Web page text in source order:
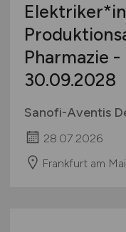
Pharmazie
30.09.2028
Sanofi-Aventis
28.07.2026
Frankfurt am